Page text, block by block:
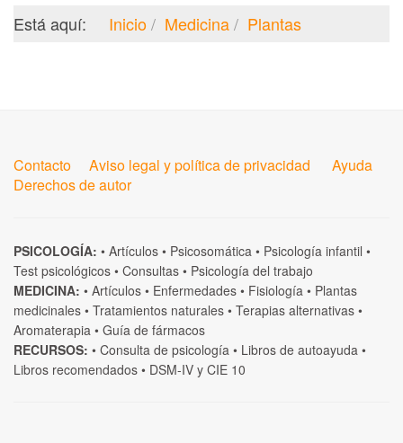
Está aquí: Inicio Medicina Plantas
Contacto Aviso legal y política de privacidad
Ayuda
Derechos de autor
PSICOLOGÍA: • Artículos • Psicosomática • Psicología infantil •
Test psicológicos • Consultas • Psicología del trabajo
MEDICINA: • Artículos • Enfermedades • Fisiología • Plantas
medicinales • Tratamientos naturales • Terapias alternativas •
Aromaterapia • Guía de fármacos
RECURSOS: • Consulta de psicología • Libros de autoayuda •
Libros recomendados • DSM-IV y CIE 10